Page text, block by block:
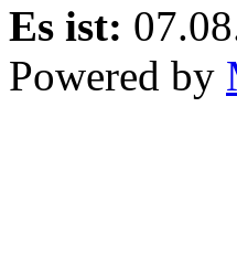
Es ist:
Powered by